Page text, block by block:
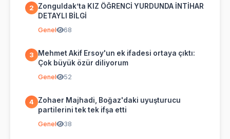
2
Zonguldak’ta KIZ ÖĞRENCİ YURDUNDA İNTİHAR
DETAYLI BİLGİ
Genel 68
3
Mehmet Akif Ersoy'un ek ifadesi ortaya çıktı:
Çok büyük özür diliyorum
Genel 52
4
Zohaer Majhadi, Boğaz'daki uyuşturucu
partilerini tek tek ifşa etti
Genel 38